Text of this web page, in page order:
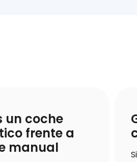
un coche
frente a
manual